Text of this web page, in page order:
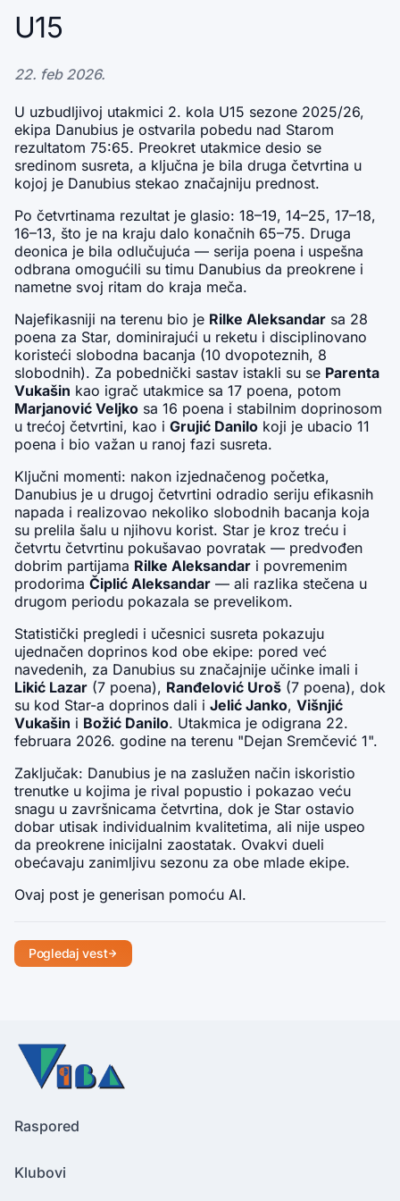
U15
22. feb 2026.
U uzbudljivoj utakmici 2. kola U15 sezone 2025/26,
ekipa Danubius je ostvarila pobedu nad Starom
rezultatom 75:65. Preokret utakmice desio se
sredinom susreta, a ključna je bila druga četvrtina u
kojoj je Danubius stekao značajniju prednost.
Po četvrtinama rezultat je glasio: 18–19, 14–25, 17–18,
16–13, što je na kraju dalo konačnih 65–75. Druga
deonica je bila odlučujuća — serija poena i uspešna
odbrana omogućili su timu Danubius da preokrene i
nametne svoj ritam do kraja meča.
Najefikasniji na terenu bio je Rilke Aleksandar sa 28
poena za Star, dominirajući u reketu i disciplinovano
koristeći slobodna bacanja (10 dvopoteznih, 8
slobodnih). Za pobednički sastav istakli su se Parenta
Vukašin
Marjanović Veljko sa 16 poena i stabilnim doprinosom
u trećoj četvrtini, kao i Grujić Danilo koji je ubacio 11
poena i bio važan u ranoj fazi susreta.
Ključni momenti: nakon izjednačenog početka,
Danubius je u drugoj četvrtini odradio seriju efikasnih
napada i realizovao nekoliko slobodnih bacanja koja
su prelila šalu u njihovu korist. Star je kroz treću i
četvrtu četvrtinu pokušavao povratak — predvođen
dobrim partijama Rilke Aleksandar i povremenim
prodorima Čiplić Aleksandar — ali razlika stečena u
drugom periodu pokazala se prevelikom.
Statistički pregledi i učesnici susreta pokazuju
ujednačen doprinos kod obe ekipe: pored već
Likić Lazar (7 poena), Ranđelović Uroš (7 poena), dok
su kod Star-a doprinos dali i Jelić Janko, Višnjić
Vukašin i Božić Danilo. Utakmica je odigrana 22.
februara 2026. godine na terenu "Dejan Sremčević 1".
Zaključak: Danubius je na zaslužen način iskoristio
trenutke u kojima je rival popustio i pokazao veću
snagu u završnicama četvrtina, dok je Star ostavio
dobar utisak individualnim kvalitetima, ali nije uspeo
da preokrene inicijalni zaostatak. Ovakvi dueli
obećavaju zanimljivu sezonu za obe mlade ekipe.
Ovaj post je generisan pomoću AI.
Pogledaj vest
Raspored
Klubovi